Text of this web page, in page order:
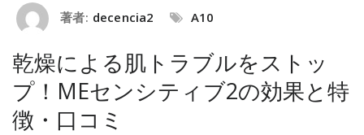
著者: decencia2 A10
乾燥による肌トラブルをストッ
プ！MEセンシティブ2の効果と特
徴・口コミ